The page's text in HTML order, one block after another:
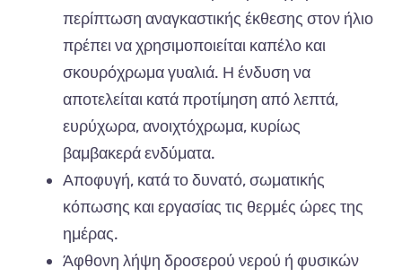
περίπτωση αναγκαστικής έκθεσης στον ήλιο
πρέπει να χρησιμοποιείται καπέλο και
σκουρόχρωμα γυαλιά. Η ένδυση να
αποτελείται κατά προτίμηση από λεπτά,
ευρύχωρα, ανοιχτόχρωμα, κυρίως
βαμβακερά ενδύματα.
Αποφυγή, κατά το δυνατό, σωματικής
κόπωσης και εργασίας τις θερμές ώρες της
ημέρας.
Άφθονη λήψη δροσερού νερού ή φυσικών